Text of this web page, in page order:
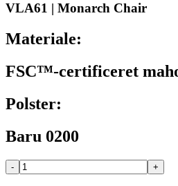
VLA61 | Monarch Chair
Materiale:
FSC™-certificeret
Polster:
Baru 0200
- +